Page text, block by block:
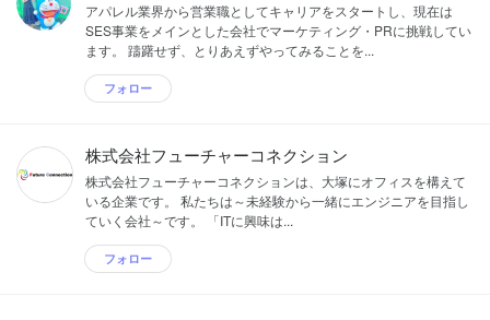
アパレル業界から営業職としてキャリアをスタートし、現在は
SES事業をメインとした会社でマーケティング・PRに挑戦してい
ます。 躊躇せず、とりあえずやってみることを...
フォロー
株式会社フューチャーコネクション
株式会社フューチャーコネクションは、大塚にオフィスを構えて
いる企業です。 私たちは～未経験から一緒にエンジニアを目指し
ていく会社～です。 「ITに興味は...
フォロー